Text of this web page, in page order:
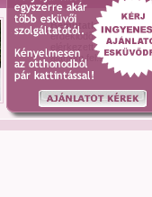
Bemutatkozás:
érdeklõdõ! Ha nõsül,
elérkezett élete egyik
ajánlom fel...